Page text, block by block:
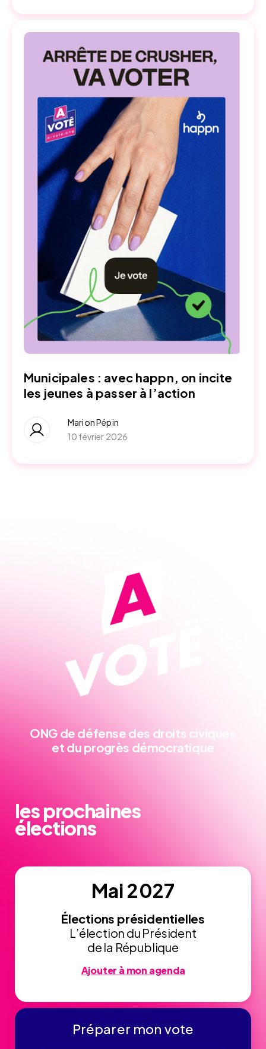
Municipales : avec happn, on incite
les jeunes à passer à l’action
Marion Pépin
10 février 2026
ONG de défense des droits civiques
et du progrès démocratique
les prochaines
élections
Mai 2027
Élections présidentielles
L’élection du Président
de la République
Ajouter à mon agenda
Préparer mon vote